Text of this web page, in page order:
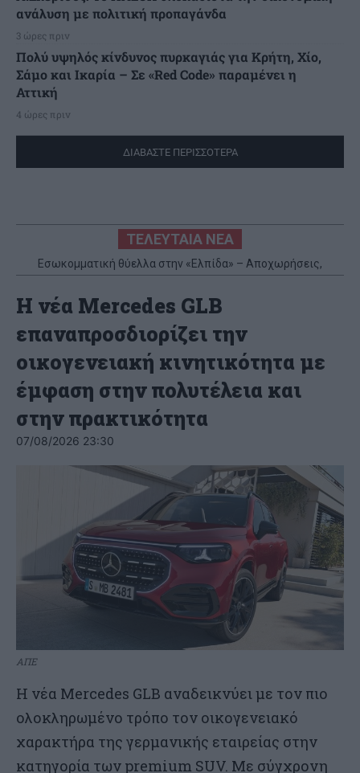
ανάλυση με πολιτική προπαγάνδα
3 ώρες πριν
Πολύ υψηλός κίνδυνος πυρκαγιάς για Κρήτη, Χίο,
Σάμο και Ικαρία – Σε «Red Code» παραμένει η
Αττική
4 ώρες πριν
ΔΙΑΒΑΣΤΕ ΠΕΡΙΣΣΟΤΕΡΑ